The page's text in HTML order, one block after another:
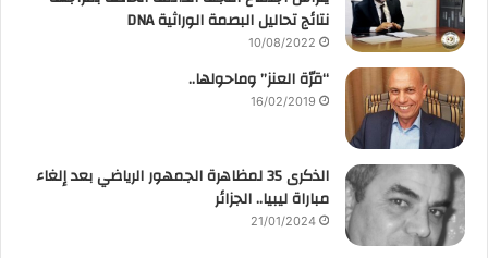
نتائج تحاليل البصمة الوراثية DNA
10/08/2022
“قرّة العنز” وماحولها..
16/02/2019
الذكرى 35 لمظاهرة الجمهور الرياضي بعد إلغاء
مباراة ليبيا.. الجزائر
21/01/2024